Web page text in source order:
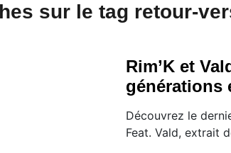
sur le tag retour-
Rim’K et
générations
Découvrez le
Feat. Vald, extrait